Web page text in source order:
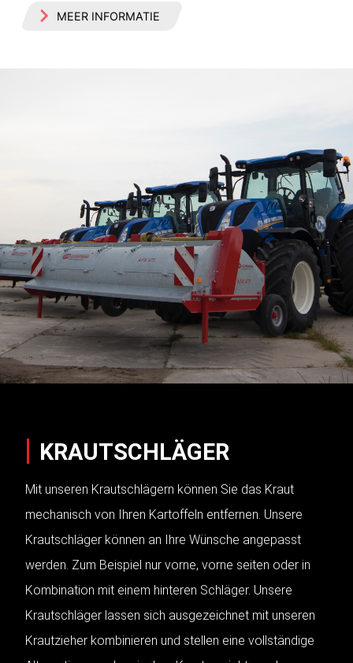
MEER INFORMATIE
KRAUTSCHLÄGER
Mit unseren Krautschlägern können Sie das Kraut
mechanisch von Ihren Kartoffeln entfernen. Unsere
Krautschläger können an Ihre Wünsche angepasst
werden. Zum Beispiel nur vorne, vorne seiten oder in
Kombination mit einem hinteren Schläger. Unsere
Krautschläger lassen sich ausgezeichnet mit unseren
Krautzieher kombinieren und stellen eine vollständige